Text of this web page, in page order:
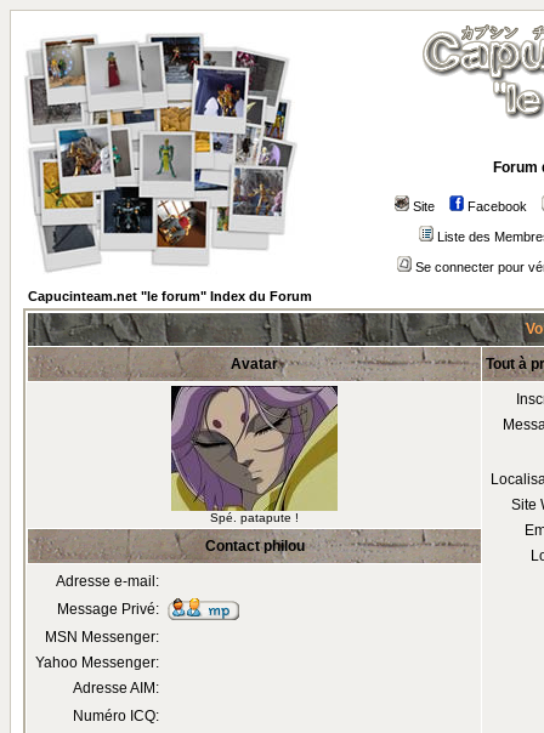
Forum
Site Facebook
Liste des
Se connecter pour
Capucinteam.net "le forum" Index du Forum
Avatar Tout à
Spé. patapute !
Site
Contact philou
Adresse e-mail:
Message Privé:
MSN Messenger:
Yahoo Messenger:
Adresse AIM:
Numéro ICQ: